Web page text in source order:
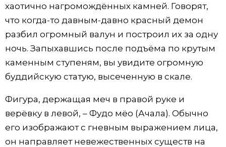
хаотично нагромождённых камней. Говорят,
что когда-то давным-давно красный демон
разбил огромный валун и построил их за одну
ночь. Запыхавшись после подъёма по крутым
каменным ступеням, вы увидите огромную
буддийскую статую, высеченную в скале.
Фигура, держащая меч в правой руке и
верёвку в левой, – Фудо мёо (Ачала). Обычно
его изображают с гневным выражением лица,
он направляет невежественных существ на